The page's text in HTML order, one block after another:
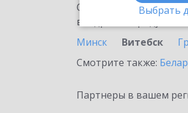
Выбрать
Ознакомьтесь с
внедрение продукта.
Минск
Витебск
Смотрите также:
Партнеры в вашем